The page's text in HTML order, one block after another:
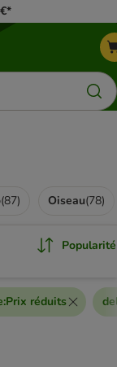
(87) Oiseau(78)
Popularité
:Prix réduits